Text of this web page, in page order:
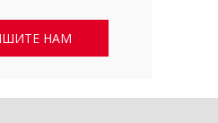
НАМ